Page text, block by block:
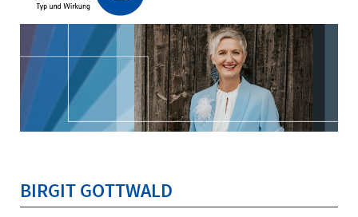
BIRGIT GOTTWALD